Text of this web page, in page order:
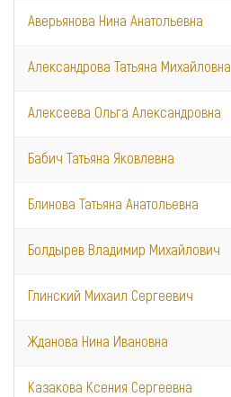
Аверьянова Нина Анатольевна
Александрова Татьяна Михайловна
Алексеева Ольга Александровна
Бабич Татьяна Яковлевна
Блинова Татьяна Анатольевна
Болдырев Владимир Михайлович
Глинский Михаил Сергеевич
Жданова Нина Ивановна
Казакова Ксения Сергеевна